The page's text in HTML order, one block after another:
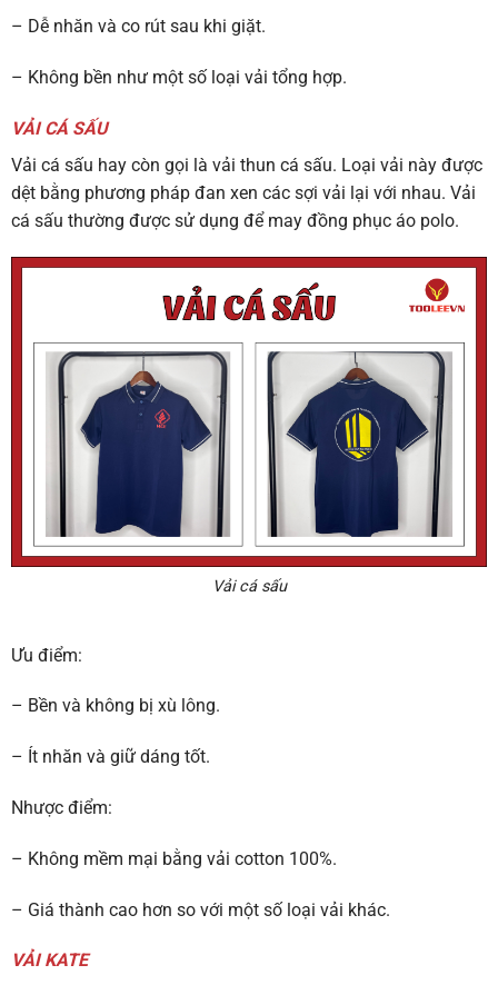
– Dễ nhăn và co rút sau khi giặt.
– Không bền như một số loại vải tổng hợp.
VẢI CÁ SẤU
Vải cá sấu hay còn gọi là vải thun cá sấu. Loại vải này được
dệt bằng phương pháp đan xen các sợi vải lại với nhau. Vải
cá sấu thường được sử dụng để may đồng phục áo polo.
Vải cá sấu
Ưu điểm:
– Bền và không bị xù lông.
– Ít nhăn và giữ dáng tốt.
Nhược điểm:
– Không mềm mại bằng vải cotton 100%.
– Giá thành cao hơn so với một số loại vải khác.
VẢI KATE